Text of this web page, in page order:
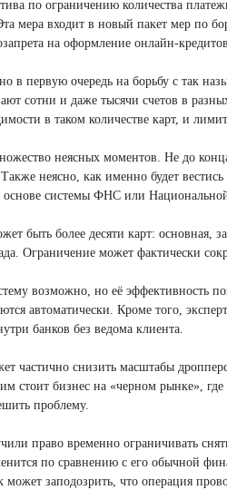
по ограничению количества
мера входит в новый пакет мер по
на оформление онлайн-
в первую очередь на борьбу с так
сотни и даже тысячи счетов в
в таком количестве карт, и
неясных моментов. Не до
неясно, как именно будет
системы ФНС или
быть более десяти карт: основная,
Ограничение может фактически
возможно, но её
автоматически. Кроме того,
банков без ведома клиента.
частично снизить масштабы
стоит бизнес на «черном рынке»,
проблему.
право временно ограничивать
по сравнению с его обычной
может заподозрить, что операция